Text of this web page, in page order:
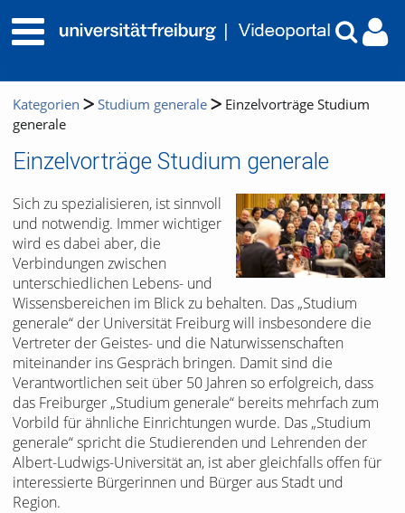
Kategorien Studium generale
Einzelvorträge Studium
generale
Einzelvorträge Studium generale
Sich zu spezialisieren, ist sinnvoll
und notwendig. Immer wichtiger
wird es dabei aber, die
Verbindungen zwischen
unterschiedlichen Lebens- und
Wissensbereichen im Blick zu behalten. Das „Studium
generale“ der Universität Freiburg will insbesondere die
Vertreter der Geistes- und die Naturwissenschaften
miteinander ins Gespräch bringen. Damit sind die
Verantwortlichen seit über 50 Jahren so erfolgreich, dass
das Freiburger „Studium generale“ bereits mehrfach zum
Vorbild für ähnliche Einrichtungen wurde. Das „Studium
generale“ spricht die Studierenden und Lehrenden der
Albert-Ludwigs-Universität an, ist aber gleichfalls offen für
interessierte Bürgerinnen und Bürger aus Stadt und
Region.